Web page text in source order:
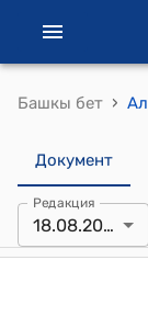
Башкы бет ›
Документ
Редакция
18.08.2025